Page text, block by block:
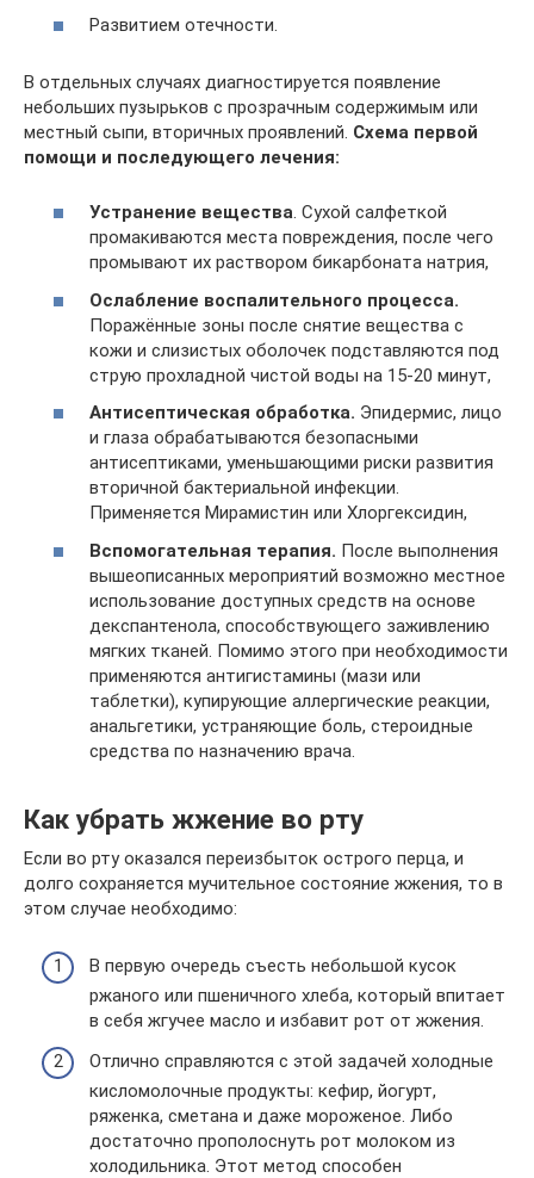
Развитием отечности.
В отдельных случаях диагностируется появление
небольших пузырьков с прозрачным содержимым или
местный сыпи, вторичных проявлений. Схема первой
помощи и последующего лечения:
Устранение вещества. Сухой салфеткой
промакиваются места повреждения, после чего
промывают их раствором бикарбоната натрия,
Ослабление воспалительного процесса.
Поражённые зоны после снятие вещества с
кожи и слизистых оболочек подставляются под
струю прохладной чистой воды на 15-20 минут,
Антисептическая обработка. Эпидермис, лицо
и глаза обрабатываются безопасными
антисептиками, уменьшающими риски развития
вторичной бактериальной инфекции.
Применяется Мирамистин или Хлоргексидин,
Вспомогательная терапия. После выполнения
вышеописанных мероприятий возможно местное
использование доступных средств на основе
декспантенола, способствующего заживлению
мягких тканей. Помимо этого при необходимости
применяются антигистамины (мази или
таблетки), купирующие аллергические реакции,
анальгетики, устраняющие боль, стероидные
средства по назначению врача.
Как убрать жжение во рту
Если во рту оказался переизбыток острого перца, и
долго сохраняется мучительное состояние жжения, то в
этом случае необходимо:
В первую очередь съесть небольшой кусок
ржаного или пшеничного хлеба, который впитает
в себя жгучее масло и избавит рот от жжения.
Отлично справляются с этой задачей холодные
кисломолочные продукты: кефир, йогурт,
ряженка, сметана и даже мороженое. Либо
достаточно прополоснуть рот молоком из
холодильника. Этот метод способен